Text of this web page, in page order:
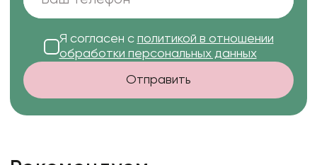
Я согласен с политикой в отношении
обработки персональных данных
Отправить